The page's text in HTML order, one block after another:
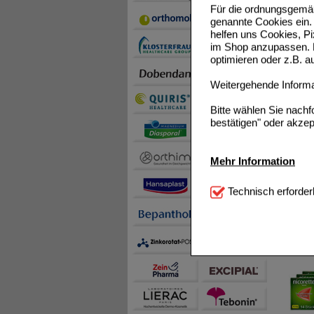
Für die
genannte Cookies
helfen uns Cookies,
im Shop anzupassen.
optimieren oder z.B.
Weitergehende
Bitte wählen Sie
bestätigen" oder
Mehr Information
Technisch
notwendig sind (z.B.
Diese
beispielsweise für
Statistik & Tracking:
sammeln, mit deren
Technisch